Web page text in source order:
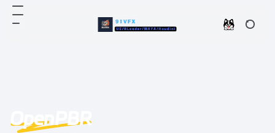
OpenPBR